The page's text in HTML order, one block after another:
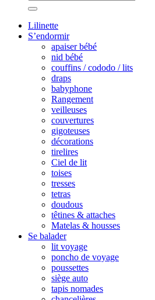
Lilinette
S’endormir
apaiser bébé
nid bébé
couffins / cododo / lits
draps
babyphone
Rangement
veilleuses
couvertures
gigoteuses
décorations
tirelires
Ciel de lit
toises
tresses
tetras
doudous
têtines & attaches
Matelas & housses
Se balader
lit voyage
poncho de voyage
poussettes
siège auto
tapis nomades